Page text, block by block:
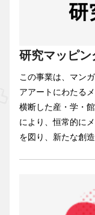
研究マッピン
この事業は、マン
アアートにわたる
横断した産・学・
により、恒常的に
を図り、新たな創造